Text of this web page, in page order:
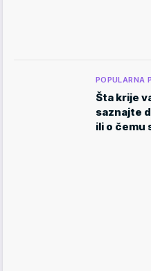
POPULARNA
Šta krije
saznajte
ili o čemu